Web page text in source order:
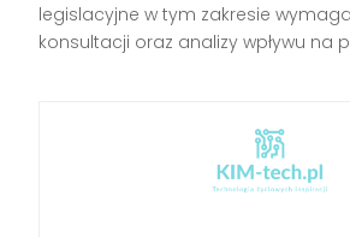
legislacyjne w tym zakresie
konsultacji oraz analizy wpływu na